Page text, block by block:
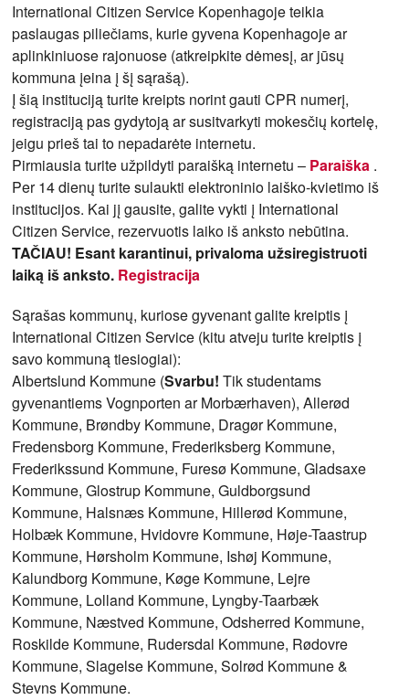
International Citizen Service Kopenhagoje teikia
paslaugas piliečiams, kurie gyvena Kopenhagoje ar
aplinkiniuose rajonuose (atkreipkite dėmesį, ar jūsų
kommuna įeina į šį sąrašą).
Į šią instituciją turite kreipts norint gauti CPR numerį,
registraciją pas gydytoją ar susitvarkyti mokesčių kortelę,
jeigu prieš tai to nepadarėte internetu.
Pirmiausia turite užpildyti paraišką internetu – Paraiška .
Per 14 dienų turite sulaukti elektroninio laiško-kvietimo iš
institucijos. Kai jį gausite, galite vykti į International
Citizen Service, rezervuotis laiko iš anksto nebūtina.
TAČIAU! Esant karantinui, privaloma užsiregistruoti
laiką iš anksto. Registracija
Sąrašas kommunų, kuriose gyvenant galite kreiptis į
International Citizen Service (kitu atveju turite kreiptis į
savo kommuną tiesiogiai):
Albertslund Kommune (Svarbu! Tik studentams
gyvenantiems Vognporten ar Morbærhaven), Allerød
Kommune, Brøndby Kommune, Dragør Kommune,
Fredensborg Kommune, Frederiksberg Kommune,
Frederikssund Kommune, Furesø Kommune, Gladsaxe
Kommune, Glostrup Kommune, Guldborgsund
Kommune, Halsnæs Kommune, Hillerød Kommune,
Holbæk Kommune, Hvidovre Kommune, Høje-Taastrup
Kommune, Hørsholm Kommune, Ishøj Kommune,
Kalundborg Kommune, Køge Kommune, Lejre
Kommune, Lolland Kommune, Lyngby-Taarbæk
Kommune, Næstved Kommune, Odsherred Kommune,
Roskilde Kommune, Rudersdal Kommune, Rødovre
Kommune, Slagelse Kommune, Solrød Kommune &
Stevns Kommune.